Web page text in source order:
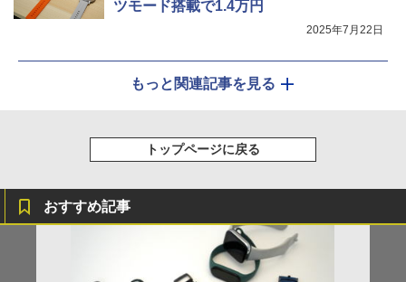
ツモード搭載で1.4万円
2025年7月22日
もっと関連記事を見る
トップページに戻る
おすすめ記事